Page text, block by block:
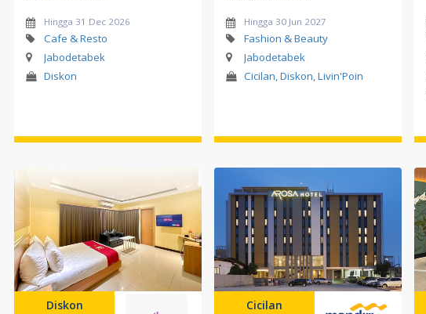
Hingga 31 Dec 2026
Cafe & Resto
Jabodetabek
Diskon
Hingga 30 Jun 2027
Fashion & Beauty
Jabodetabek
Cicilan, Diskon, Livin'Poin
Diskon Cicilan